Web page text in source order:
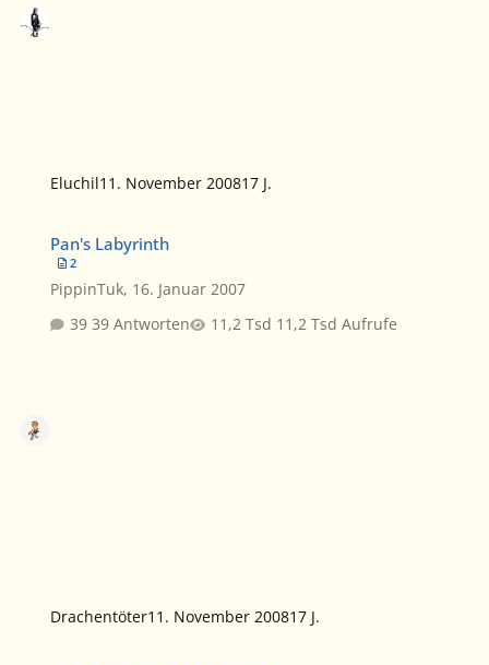
Eluchil11. November 200817 J.
Pan's Labyrinth
2
PippinTuk, 16. Januar 2007
39 Antworten
11,2 Tsd Aufrufe
Drachentöter11. November 200817 J.